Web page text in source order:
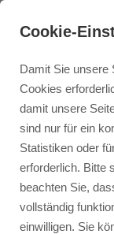
Infovortrag
Referenzen
Cookie-
Damit Sie unsere
Cookies
damit unsere
sind nur für ein
Statistiken oder
erforderlich. Bitte
beachten Sie,
vollständig
einwilligen. Sie